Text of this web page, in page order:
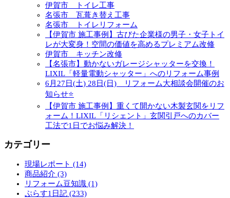
伊賀市 トイレ工事
名張市 瓦葺き替え工事
名張市 トイレリフォーム
【伊賀市 施工事例】古びた企業様の男子・女子トイ
レが大変身！空間の価値を高めるプレミアム改修
伊賀市 キッチン改修
【名張市】動かないガレージシャッターを交換！
LIXIL「軽量電動シャッター」へのリフォーム事例
6月27日(土) 28日(日) リフォーム大相談会開催のお
知らせ⭐
【伊賀市 施工事例】重くて開かない木製玄関をリフ
ォーム！LIXIL「リシェント」玄関引戸へのカバー
工法で1日でお悩み解決！
カテゴリー
現場レポート (14)
商品紹介 (3)
リフォーム豆知識 (1)
ぷらす1日記 (233)